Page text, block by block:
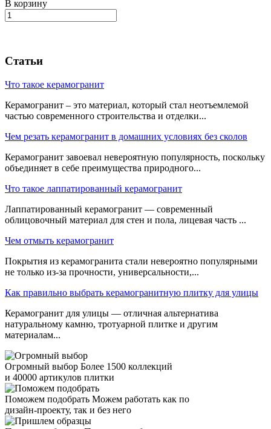
В корзину
Статьи
Что такое керамогранит
Керамогранит – это материал, который стал неотъемлемой
частью современного строительства и отделки...
Чем резать керамогранит в домашних условиях без сколов
Керамогранит завоевал невероятную популярность, поскольку
объединяет в себе преимущества природного...
Что такое лаппатированный керамогранит
Лаппатированный керамогранит — современный
облицовочный материал для стен и пола, лицевая часть ...
Чем отмыть керамогранит
Покрытия из керамогранита стали невероятно популярными
не только из-за прочности, универсальности,...
Как правильно выбрать керамогранитную плитку для улицы
Керамогранит для улицы — отличная альтернатива
натуральному камню, тротуарной плитке и другим
материалам...
Огромный выбор Более 1500 коллекций
и 40000 артикулов плитки
Поможем подобрать Можем работать как по
дизайн-проекту, так и без него